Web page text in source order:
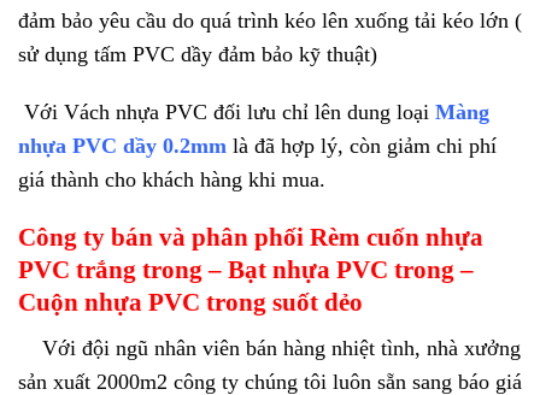
đảm bảo yêu cầu do quá trình kéo lên xuống tải kéo lớn (
sử dụng tấm PVC dầy đảm bảo kỹ thuật)
Với Vách nhựa PVC đối lưu chỉ lên dung loại Màng
nhựa PVC dầy 0.2mm là đã hợp lý, còn giảm chi phí
giá thành cho khách hàng khi mua.
Công ty bán và phân phối Rèm cuốn nhựa
PVC trắng trong – Bạt nhựa PVC trong –
Cuộn nhựa PVC trong suốt dẻo
Với đội ngũ nhân viên bán hàng nhiệt tình, nhà xưởng
sản xuất 2000m2 công ty chúng tôi luôn sẵn sang báo giá